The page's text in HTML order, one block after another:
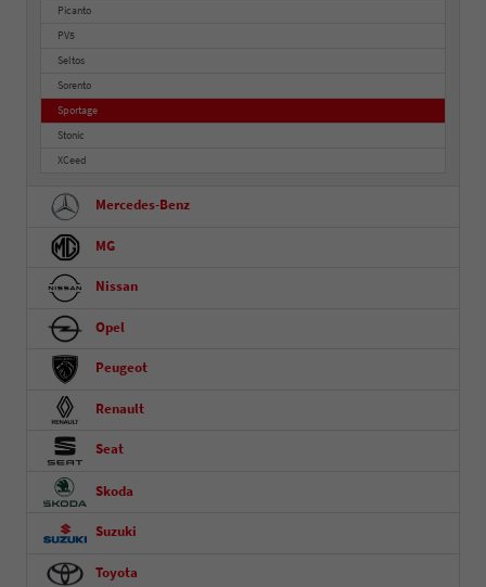
Picanto
PV5
Seltos
Sorento
Sportage
Stonic
XCeed
Mercedes-Benz
MG
Nissan
Opel
Peugeot
Renault
Seat
Skoda
Suzuki
Toyota